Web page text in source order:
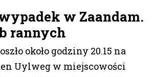
w Zaandam.
rannych
około godziny 20.15 na
Uylweg w miejscowości